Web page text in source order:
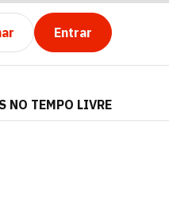
Entrar
NO TEMPO LIVRE